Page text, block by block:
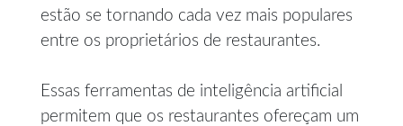
estão se tornando cada vez mais populares
entre os proprietários de restaurantes.
Essas ferramentas de inteligência artificial
permitem que os restaurantes ofereçam um